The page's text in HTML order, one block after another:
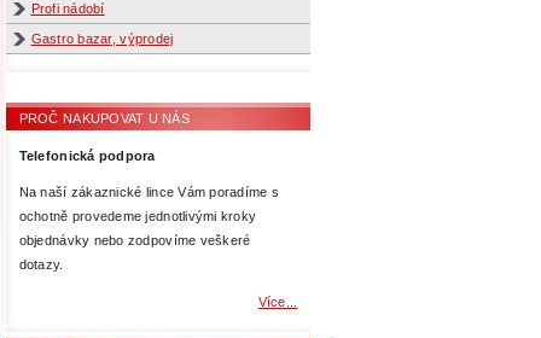
Profi nádobí
Gastro bazar, výprodej
PROČ NAKUPOVAT U NÁS
Telefonická podpora
Na naší zákaznické lince Vám poradíme s
ochotně provedeme jednotlivými kroky
objednávky nebo zodpovíme veškeré
dotazy.
Více...